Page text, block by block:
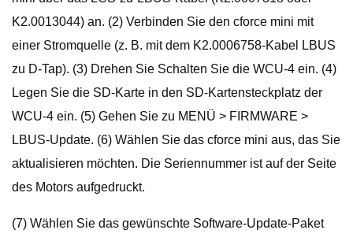
K2.0013044) an. (2) Verbinden Sie den cforce mini mit
einer Stromquelle (z. B. mit dem K2.0006758-Kabel LBUS
zu D-Tap). (3) Drehen Sie Schalten Sie die WCU-4 ein. (4)
Legen Sie die SD-Karte in den SD-Kartensteckplatz der
WCU-4 ein. (5) Gehen Sie zu MENÜ > FIRMWARE >
LBUS-Update. (6) Wählen Sie das cforce mini aus, das Sie
aktualisieren möchten. Die Seriennummer ist auf der Seite
des Motors aufgedruckt.
(7) Wählen Sie das gewünschte Software-Update-Paket